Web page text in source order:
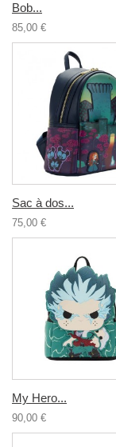
Bob...
85,00 €
Sac à dos...
75,00 €
My Hero...
90,00 €